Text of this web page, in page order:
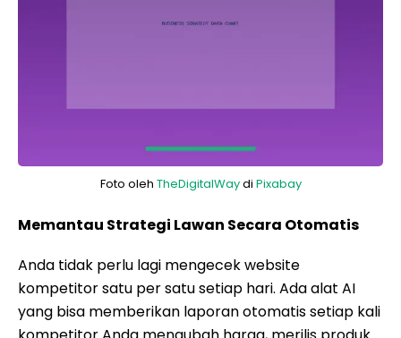
Foto oleh TheDigitalWaydi Pixabay
Memantau Strategi Lawan Secara Otomatis
Anda tidak perlu lagi mengecek website
kompetitor satu per satu setiap hari. Ada alat AI
yang bisa memberikan laporan otomatis setiap kali